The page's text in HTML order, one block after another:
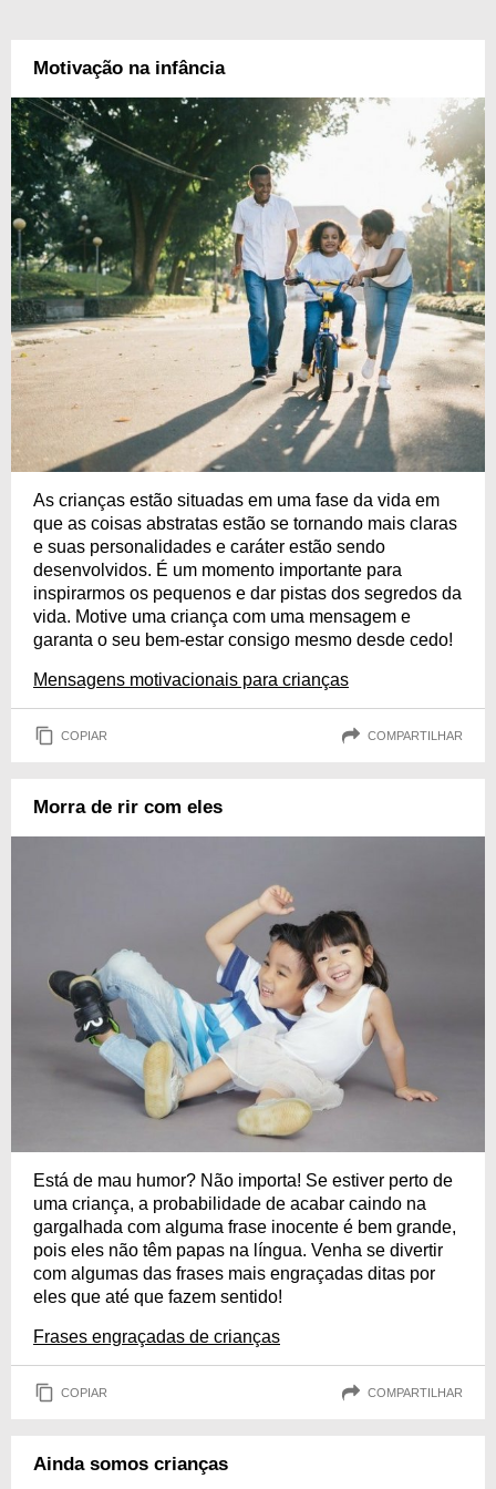
Motivação na infância
As crianças estão situadas em uma fase da vida em
que as coisas abstratas estão se tornando mais claras
e suas personalidades e caráter estão sendo
desenvolvidos. É um momento importante para
inspirarmos os pequenos e dar pistas dos segredos da
vida. Motive uma criança com uma mensagem e
garanta o seu bem-estar consigo mesmo desde cedo!
Mensagens motivacionais para crianças
COPIAR COMPARTILHAR
Morra de rir com eles
Está de mau humor? Não importa! Se estiver perto de
uma criança, a probabilidade de acabar caindo na
gargalhada com alguma frase inocente é bem grande,
pois eles não têm papas na língua. Venha se divertir
com algumas das frases mais engraçadas ditas por
eles que até que fazem sentido!
Frases engraçadas de crianças
COPIAR COMPARTILHAR
Ainda somos crianças